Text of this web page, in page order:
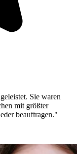
Sie waren
mit größter
beauftragen."